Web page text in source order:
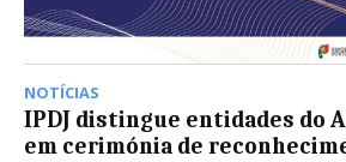
NOTÍCIAS
IPDJ distingue entidades do
em cerimónia de